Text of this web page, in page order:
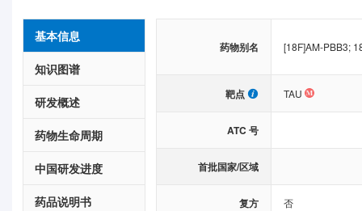
基本信息
知识图谱
研发概述
药物生命周期
中国研发进度
药品说明书
药物别名 [18F]AM-PBB3;
靶点 TAU
ATC 号
首批国家/区域
复方 否